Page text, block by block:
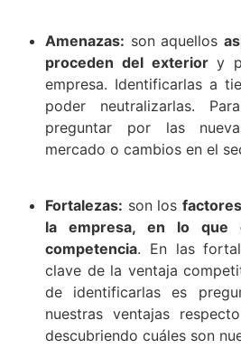
Amenazas: son aquellos
proceden del exterior y
empresa. Identificarlas a
poder neutralizarlas.
preguntar por las
mercado o cambios en el
Fortalezas: son los
la empresa, en lo que
competencia. En las
clave de la ventaja
de identificarlas es
nuestras ventajas
descubriendo cuáles son